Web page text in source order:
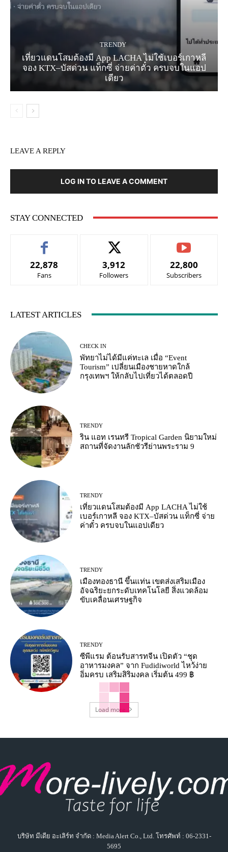
TRENDY
เที่ยวแดนโสมต้องมี App LACHA ไม่ใช้เบอร์เกาหลี
จอง KTX–บัสด่วน แท็กซี่ จ่ายค่าตั๋ว ครบจบในแอป
เดียว
LEAVE A REPLY
LOG IN TO LEAVE A COMMENT
STAY CONNECTED
22,878
Fans
3,912
Followers
22,800
Subscribers
LATEST ARTICLES
CHECK IN
พัทยาไม่ได้มีแค่ทะเล เมื่อ “Event
Tourism” เปลี่ยนเมืองชายหาดใกล้
กรุงเทพฯ ให้กลับไปเที่ยวได้ตลอดปี
TRENDY
ริน แอท เรนทรี Tropical Garden นิยามใหม่
สถานที่จัดงานลักชัวรีย่านพระราม 9
TRENDY
เที่ยวแดนโสมต้องมี App LACHA ไม่ใช้
เบอร์เกาหลี จอง KTX–บัสด่วน แท็กซี่ จ่าย
ค่าตั๋ว ครบจบในแอปเดียว
TRENDY
เมืองทองธานี ขึ้นแท่น เขตส่งเสริมเมือง
อัจฉริยะยกระดับเทคโนโลยี สิ่งแวดล้อม
ขับเคลื่อนเศรษฐกิจ
TRENDY
ซีพีแรม ต้อนรับสารทจีน เปิดตัว “ชุด
อาหารมงคล” จาก Fudidiworld ไหว้ง่าย
อิ่มครบ เสริมสิริมงคล เริ่มต้น 499 ฿
Load more
บริษัท มีเดีย อะเลิร์ท จำกัด : Media Alert Co., Ltd. โทรศัพท์ : 06-2331-
5695